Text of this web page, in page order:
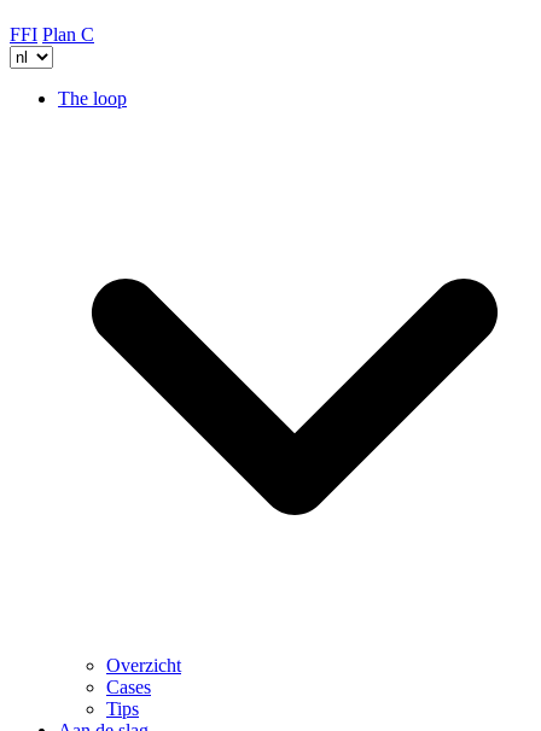
FFI Plan C
The loop
Overzicht
Cases
Tips